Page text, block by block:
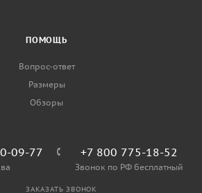
ПОМОЩЬ
Вопрос-ответ
Размеры
Обзоры
09-77 +7 800 775-18-52
Звонок по РФ бесплатный
ЗАКАЗАТЬ ЗВОНОК